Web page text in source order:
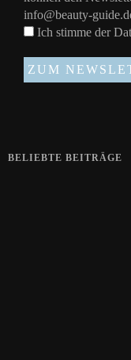
info@beauty-
Ich stimme der
BELIEBTE BEITRÄGE